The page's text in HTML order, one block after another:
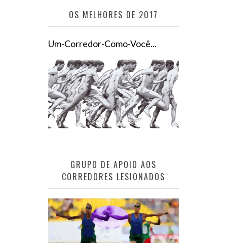
OS MELHORES DE 2017
Um-Corredor-Como-Você...
GRUPO DE APOIO AOS
CORREDORES LESIONADOS